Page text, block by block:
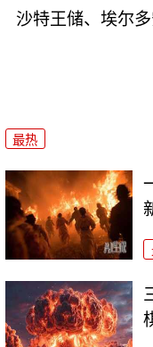
沙特王储、埃尔
最热